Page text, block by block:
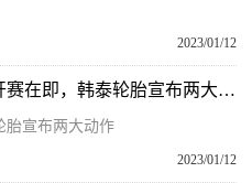
2023/01/12
世界资讯：Formula E新赛季开赛在即，韩泰轮胎宣布两大动作
胎宣布两大动作
2023/01/12